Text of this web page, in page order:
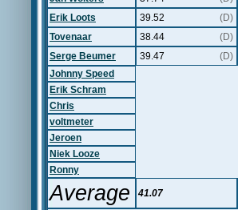
Erik Loots
39.52 (D)
Tovenaar
38.44 (D)
Serge Beumer
39.47 (D)
Johnny Speed
Erik Schram
Chris
voltmeter
Jeroen
Niek Looze
Ronny
Average 41.07